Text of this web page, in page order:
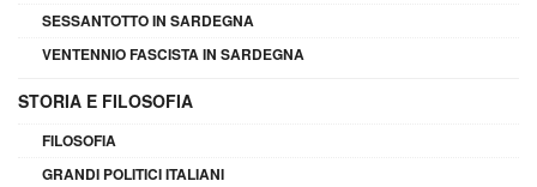
SESSANTOTTO IN SARDEGNA
VENTENNIO FASCISTA IN SARDEGNA
STORIA E FILOSOFIA
FILOSOFIA
GRANDI POLITICI ITALIANI